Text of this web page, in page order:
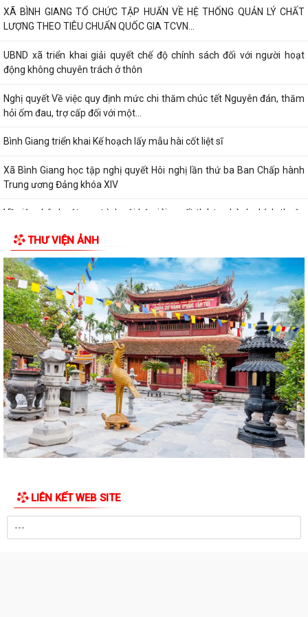
Bình Giang triển khai Kế hoạch lấy mẫu hài cốt liệt sĩ
Trung ương Đảng khóa XIV
phạm vi chức năng của Sở...
phạm vi, chức năng quản lý...
Quyết định Về việc kiện toàn Ban chỉ đạo áp dụng, duy trì, cải tiến và
công bố Hệ thống quản lý...
BỆNH BINH VÀ NGƯỜI CÓ CÔNG VỚI CÁCH MẠNG
Về việc công khai danh mục thủ tục hành chính bị bãi bỏ thuộc phạm vi
chức năng của Sở Nông nghiệp...
THẮP SÁNG NGỌN NẾN TRI ÂN – XÃ BÌNH GIANG LAN TỎA ĐẠO LÝ
"UỐNG NƯỚC NHỚ NGUỒN"
Tìm hiểu Luật số 132/2025/QH15 sửa đổi, bổ sung một số điều của
Luật Phòng, chống tham nhũng, có...
XÃ BÌNH GIANG TỔ CHỨC KỲ HỌP THỨ BA (KỲ HỌP THƯỜNG LỆ GIỮA
NĂM) HĐND XÃ BÌNH GIANG KHÓA II, NHIỆM...
Về việc công khai thủ tục hành chính nội bộ ban hành mới lĩnh vực điện
lực thuộc phạm vi chức năng...
tuyến, thanh toán không dùng...
thuộc phạm vi chức năng của...
THƯ VIỆN ẢNH
LIÊN KẾT WEB SITE